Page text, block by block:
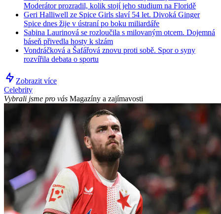
Moderátor prozradil, kolik stojí jeho studium na Floridě
Geri Halliwell ze Spice Girls slaví 54 let. Divoká Ginger
Spice dnes žije v ústraní po boku miliardáře
Sabina Laurinová se rozloučila s milovaným otcem. Dojemná
báseň přivedla hosty k slzám
Vondráčková a Šafářová znovu proti sobě. Spor o syny
rozvířila debata o sportu
Zobrazit více
Celebrity
Vybrali jsme pro vás Magazíny a zajímavosti